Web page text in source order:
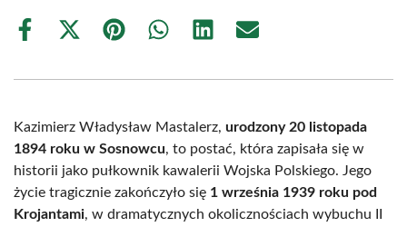
Share
Share
(Twitter)
Share Share Share Share
Kazimierz Władysław Mastalerz, urodzony 20 listopada
1894 roku w Sosnowcu, to postać, która zapisała się w
historii jako pułkownik kawalerii Wojska Polskiego. Jego
życie tragicznie zakończyło się 1 września 1939 roku pod
Krojantami, w dramatycznych okolicznościach wybuchu II